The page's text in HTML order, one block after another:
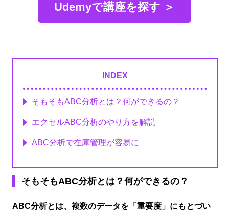
Udemyで講座を探す ＞
INDEX
そもそもABC分析とは？何ができるの？
エクセルABC分析のやり方を解説
ABC分析で在庫管理が容易に
そもそもABC分析とは？何ができるの？
ABC分析とは、複数のデータを「重要度」にもとづい